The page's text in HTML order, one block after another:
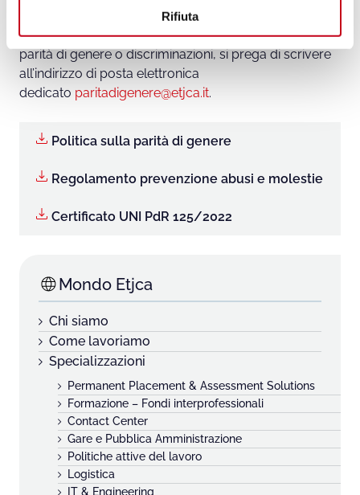
Rifiuta
Per qualsiasi domanda o segnalazione riguardante la
parità di genere o discriminazioni, si prega di scrivere
all’indirizzo di posta elettronica
dedicato paritadigenere@etjca.it.
Politica sulla parità di genere
Regolamento prevenzione abusi e molestie
Certificato UNI PdR 125/2022
Mondo Etjca
Chi siamo
Come lavoriamo
Specializzazioni
Permanent Placement & Assessment Solutions
Formazione – Fondi interprofessionali
Contact Center
Gare e Pubblica Amministrazione
Politiche attive del lavoro
Logistica
IT & Engineering